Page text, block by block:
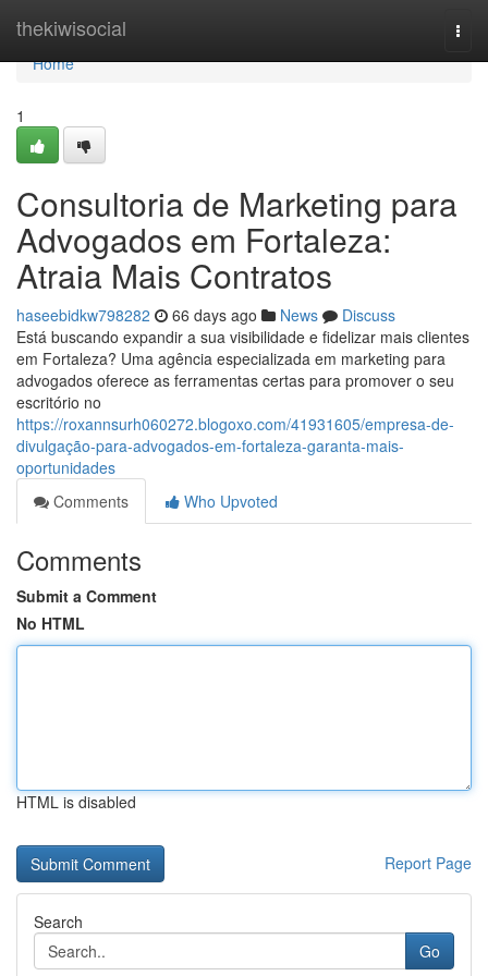
thekiwisocial
Home
Home
1
Consultoria de Marketing para
Advogados em Fortaleza:
Atraia Mais Contratos
haseebidkw798282 66 days ago News
Discuss
Está buscando expandir a sua visibilidade e fidelizar mais clientes
em Fortaleza? Uma agência especializada em marketing para
advogados oferece as ferramentas certas para promover o seu
escritório no
https://roxannsurh060272.blogoxo.com/41931605/empresa-de-
divulgação-para-advogados-em-fortaleza-garanta-mais-
oportunidades
Comments
Who Upvoted
Comments
Submit a Comment
No HTML
HTML is disabled
Report Page
Search
Go